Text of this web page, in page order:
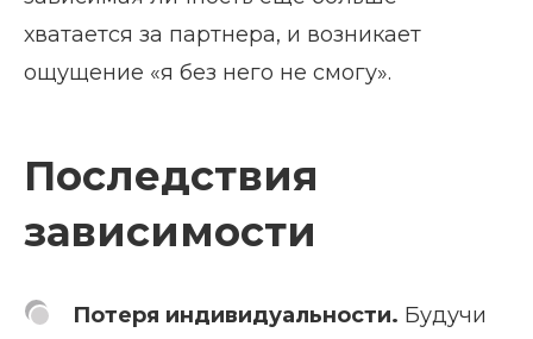
хватается за партнера, и возникает
ощущение «я без него не смогу».
Последствия
зависимости
Потеря индивидуальности. Будучи